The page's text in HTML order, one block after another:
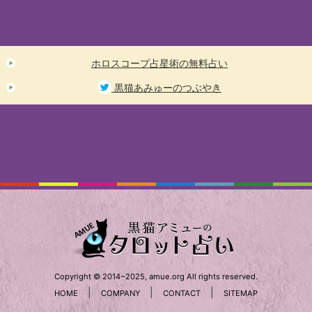
ホロスコープ占星術の無料占い
黒猫あみゅーのつぶやき
Copyright © 2014~2025, amue.org All rights reserved.
HOME
| COMPANY CONTACT SITEMAP